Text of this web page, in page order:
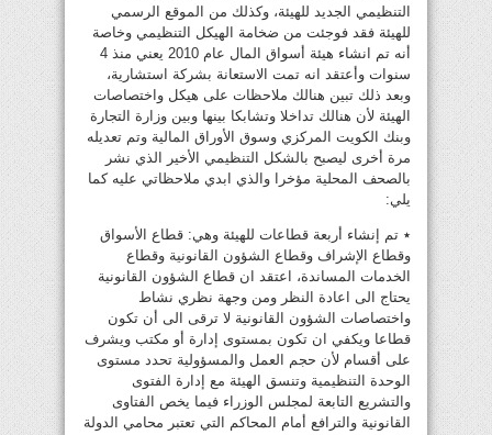
التنظيمي الجديد للهيئة، وكذلك من الموقع الرسمي
للهيئة فقد فوجئت من ضخامة الهيكل التنظيمي وخاصة
أنه تم انشاء هيئة أسواق المال عام 2010 يعني منذ 4
سنوات وأعتقد انه تمت الاستعانة بشركة استشارية،
وبعد ذلك تبين هنالك ملاحظات على هيكل واختصاصات
الهيئة لأن هنالك تداخلا وتشابكا بينها وبين وزارة التجارة
وبنك الكويت المركزي وسوق الأوراق المالية وتم تعديله
مرة أخرى ليصبح بالشكل التنظيمي الأخير الذي نشر
بالصحف المحلية مؤخرا والذي ابدي ملاحظاتي عليه كما
يلي:
٭ تم إنشاء أربعة قطاعات للهيئة وهي: قطاع الأسواق
وقطاع الإشراف وقطاع الشؤون القانونية وقطاع
الخدمات المساندة، اعتقد ان قطاع الشؤون القانونية
يحتاج الى اعادة النظر ومن وجهة نظري نشاط
واختصاصات الشؤون القانونية لا ترقى الى أن تكون
قطاعا ويكفي ان تكون بمستوى إدارة أو مكتب ويشرف
على أقسام لأن حجم العمل والمسؤولية تحدد مستوى
الوحدة التنظيمية وتنسق الهيئة مع إدارة الفتوى
والتشريع التابعة لمجلس الوزراء فيما يخص الفتاوى
القانونية والترافع أمام المحاكم التي تعتبر محامي الدولة